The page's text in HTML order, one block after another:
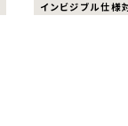
インビジブル仕様